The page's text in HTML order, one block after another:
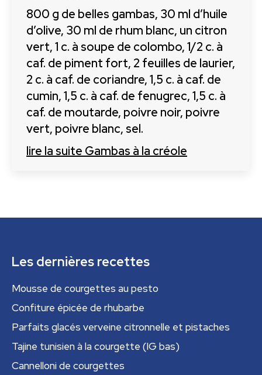
800 g de belles gambas, 30 ml d’huile
d’olive, 30 ml de rhum blanc, un citron
vert, 1 c. à soupe de colombo, 1/2 c. à
caf. de piment fort, 2 feuilles de laurier,
2 c. à caf. de coriandre, 1,5 c. à caf. de
cumin, 1,5 c. à caf. de fenugrec, 1,5 c. à
caf. de moutarde, poivre noir, poivre
vert, poivre blanc, sel.
lire la suite Gambas à la créole
Les dernières recettes
Mousse de courgettes au pesto
Confiture épicée de rhubarbe
Parfaits glacés verveine citronnelle et pistaches
Tajine tunisien à la courgette (IG bas)
Cannelloni de courgettes